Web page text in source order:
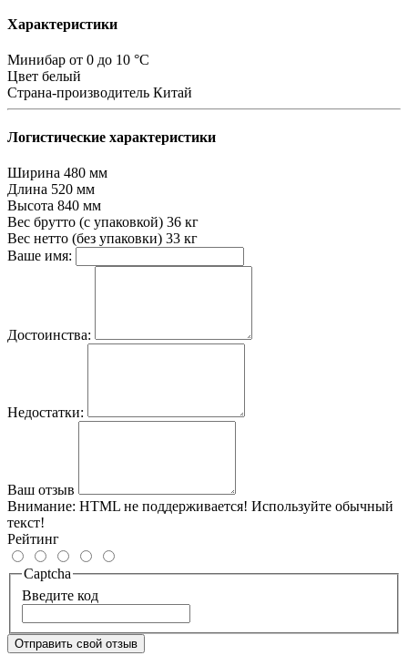
Характеристики
Минибар от 0 до 10 °C
Цвет белый
Страна-производитель Китай
Логистические характеристики
Ширина 480 мм
Длина 520 мм
Высота 840 мм
Вес брутто (с упаковкой) 36 кг
Вес нетто (без упаковки) 33 кг
Ваше имя:
Достоинства:
Недостатки:
Ваш отзыв
Внимание: HTML не поддерживается! Используйте обычный
текст!
Рейтинг
Captcha
Введите код
Отправить свой отзыв